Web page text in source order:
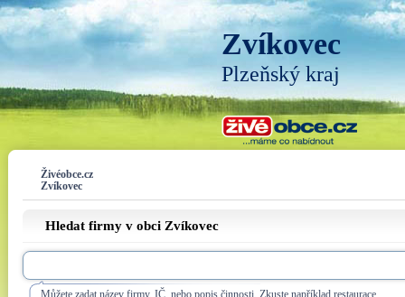
Zvíkovec
Plzeňský kraj
Živéobce.cz
Zvíkovec
Hledat firmy v obci Zvíkovec